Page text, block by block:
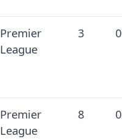
Premier
League
3 0
Premier
League
8 0